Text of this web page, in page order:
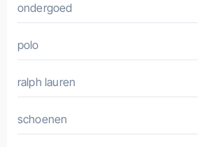
ondergoed
polo
ralph lauren
schoenen